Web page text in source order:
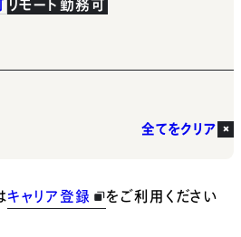
リモート勤務可
全てをクリア
キャリア登録 をご利用ください